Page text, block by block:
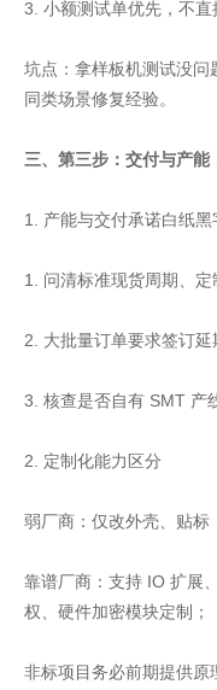
3. 小额测试单优先，不直
坑点：拿样板机测试没
同类场景修复经验。
三、第三步：交付与产
1. 产能与交付承诺白纸黑
1. 问清标准现货周期、定
2. 大批量订单要求签订延
3. 核查是否自有 SMT 产
2. 定制化能力区分
弱厂商：仅改外壳、贴标
靠谱厂商：支持 IO 扩展
权、硬件加密模块定制；
非标项目务必前期提供原